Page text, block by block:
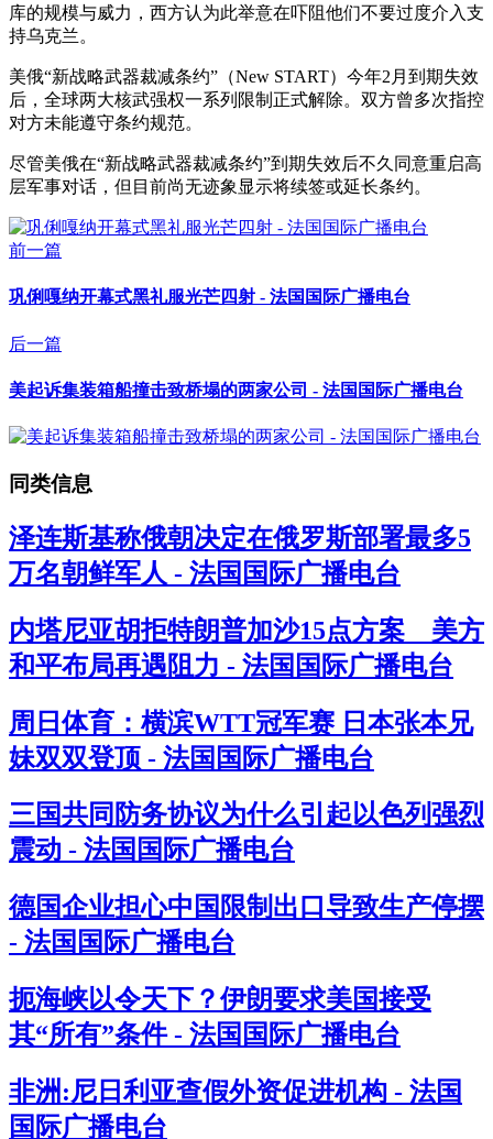
库的规模与威力，西方认为此举意在吓阻他们不要过度介入支
持乌克兰。
美俄“新战略武器裁减条约”（New START）今年2月到期失效
后，全球两大核武强权一系列限制正式解除。双方曾多次指控
对方未能遵守条约规范。
尽管美俄在“新战略武器裁减条约”到期失效后不久同意重启高
层军事对话，但目前尚无迹象显示将续签或延长条约。
前一篇
巩俐嘎纳开幕式黑礼服光芒四射 - 法国国际广播电台
后一篇
美起诉集装箱船撞击致桥塌的两家公司 - 法国国际广播电台
同类信息
泽连斯基称俄朝决定在俄罗斯部署最多5
万名朝鲜军人 - 法国国际广播电台
内塔尼亚胡拒特朗普加沙15点方案 美方
和平布局再遇阻力 - 法国国际广播电台
周日体育：横滨WTT冠军赛 日本张本兄
妹双双登顶 - 法国国际广播电台
三国共同防务协议为什么引起以色列强烈
震动 - 法国国际广播电台
德国企业担心中国限制出口导致生产停摆
- 法国国际广播电台
扼海峡以令天下？伊朗要求美国接受
其“所有”条件 - 法国国际广播电台
非洲:尼日利亚查假外资促进机构 - 法国
国际广播电台